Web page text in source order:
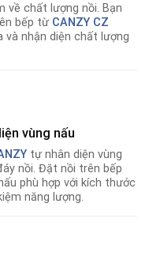
về chất lượng nồi. Bạn
bếp từ CANZY CZ
và nhận diện chất lượng
vùng nấu
tự nhân diện vùng
nồi. Đặt nồi trên bếp
phù hợp với kích thước
năng lượng.